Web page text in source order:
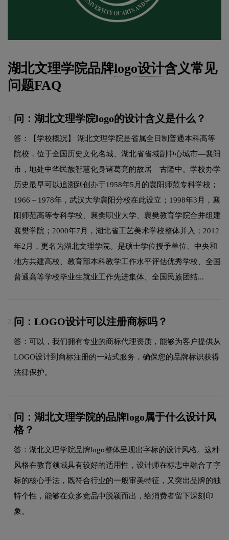
湖北文理学院品牌logo设计含义常见
问题FAQ
问：湖北文理学院logo的设计含义是什么？
答：【学校概况】 湖北文理学院是省属全日制普通本科高等
院校，位于全国历史文化名城、湖北省省域副中心城市—襄阳
市，地处中华民族智慧化身诸葛亮的故居—古隆中。学校办学
历史最早可以追溯到创办于1958年5月的襄阳师范专科学校；
1966－1978年，武汉大学襄阳分校在此设立；1998年3月，襄
阳师范高等专科学校、襄樊职业大学、襄樊教育学院合并组建
襄樊学院；2000年7月，湖北省工艺美术学校整体并入；2012
年2月，更名为湖北文理学院。是硕士学位授予单位、中央和
地方共建高校、教育部本科教学工作水平评估优秀学校、全国
普通高等学校毕业生就业工作先进集体、全国民族团结...
2. 问：LOGO设计可以注册商标吗？
答：可以，我们拥有专业的商标代理资质，能够为客户提供从
LOGO设计到商标注册的一站式服务，确保您的品牌标识获得
法律保护。
3. 问：湖北文理学院的品牌logo属于什么设计风
格？
答：湖北文理学院品牌logo整体呈现出字标的设计风格。这种
风格在教育领域具有较好的适用性，设计师在标志中融合了字
标的核心手法，既符合行业的一般审美特征，又突出品牌的独
特个性，能够在众多竞品中脱颖而出，给消费者留下深刻印
象。